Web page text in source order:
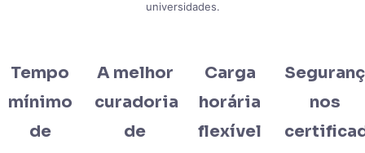
universidades.
Tempo
mínimo
de
A melhor
curadoria
de
Carga
horária
flexível
nos